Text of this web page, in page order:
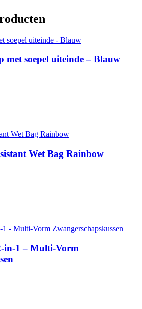
met soepel uiteinde – Blauw
Wet Bag Rainbow
in-1 – Multi-Vorm